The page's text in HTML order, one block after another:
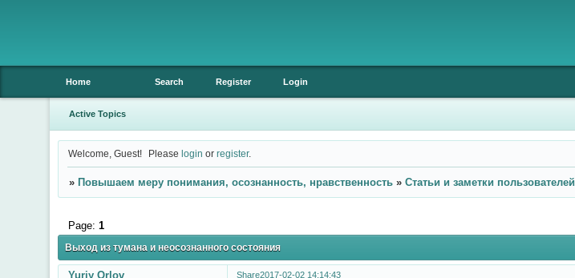
Home Search Register Login
Active Topics
Welcome, Guest! Pleaselogin orregister.
» Повышаем меру понимания, осознанность, нравственность » Статьи и заметки пользователей
Выход из тумана и неосознанного состояния
Page: 1
Share2017-02-02 14:14:43
Yuriy Orlov